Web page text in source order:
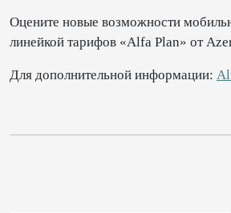
Оцените новые возможности
линейкой тарифов «Alfa Plan» от
Для дополнительной информации: